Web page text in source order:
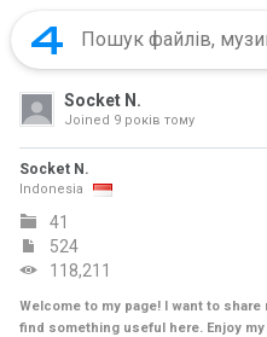
Socket N.
Joined 9 років тому
Socket N.
Indonesia
41
524
118,211
Welcome to my page! I want to
find something useful here. Enjoy